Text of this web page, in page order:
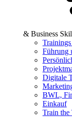
& Business
Führung
Digitale
BWL,
Einkauf
Train the